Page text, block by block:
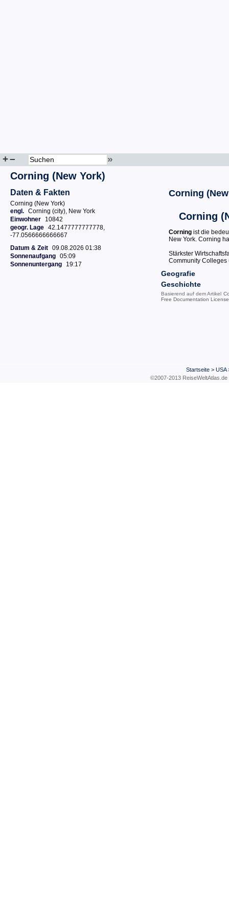
+– »
Corning (New York)
Daten & Fakten
Corning (New York)
engl. Corning (city), New York
Einwohner
10842
geogr. Lage 42.1477777777778,
-77.0566666666667
Datum & Zeit 09.08.2026 01:38
Sonnenaufgang 05:09
Sonnenuntergang
19:17
Corning
Corning
Corning ist die
New York. Corning
Stärkster
Community Colleges
Geografie
Geschichte
Basierend auf dem Artikel
Free Documentation License
Startseite> USA
©2007-2013